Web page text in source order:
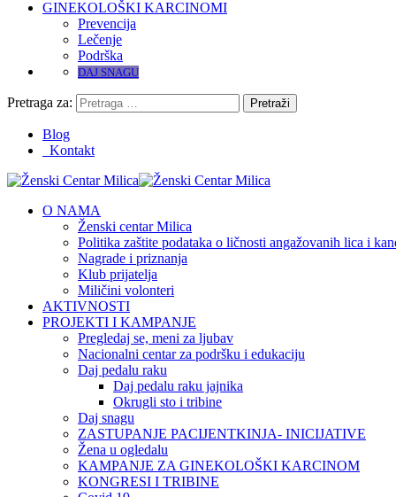
GINEKOLOŠKI KARCINOMI
Prevencija
Lečenje
Podrška
DAJ SNAGU
Pretraga za:
Blog
Kontakt
O NAMA
Ženski centar Milica
Politika zaštite podataka o ličnosti angažovanih lica i
Nagrade i priznanja
Klub prijatelja
Miličini volonteri
AKTIVNOSTI
PROJEKTI I KAMPANJE
Pregledaj se, meni za ljubav
Nacionalni centar za podršku i edukaciju
Daj pedalu raku
Daj pedalu raku jajnika
Okrugli sto i tribine
Daj snagu
ZASTUPANJE PACIJENTKINJA- INICIJATIVE
Žena u ogledalu
KAMPANJE ZA GINEKOLOŠKI KARCINOM
KONGRESI I TRIBINE